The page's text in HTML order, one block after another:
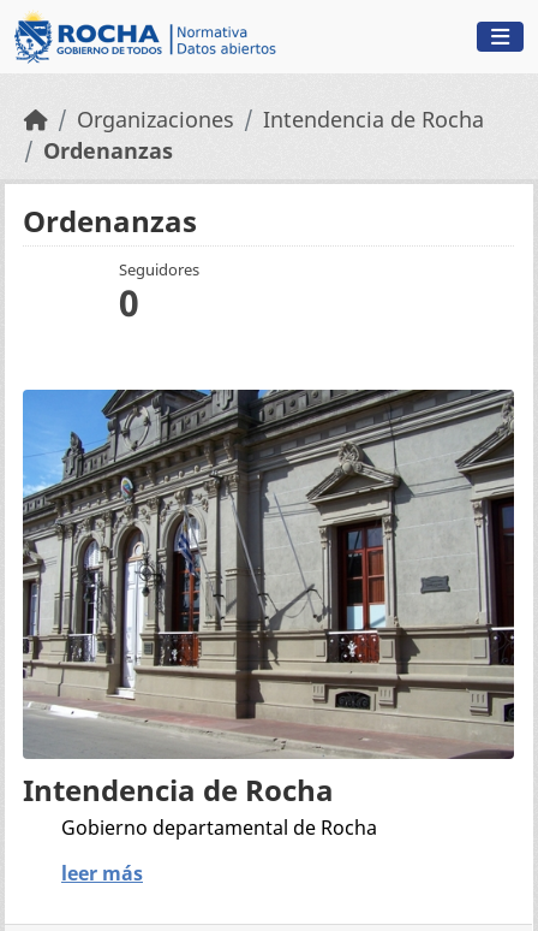
Skip to main content
Organizaciones
Intendencia de Rocha
Ordenanzas
Ordenanzas
Seguidores
0
Intendencia de Rocha
Gobierno departamental de Rocha
leer más